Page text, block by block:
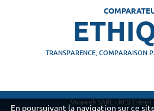
TRANSPARENCE, COMPARAISON
Vivaweb SARL - RCS Créteil
En poursuivant la navigation sur ce